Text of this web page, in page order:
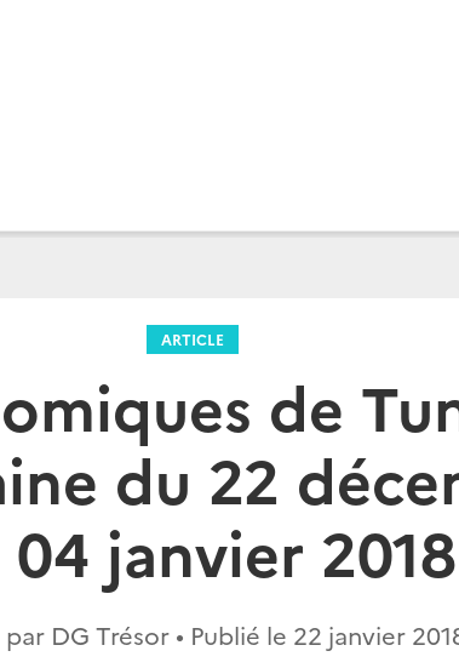
ARTICLE
de
du 22
04 janvier 2018
DG Trésor • Publié le 22 janvier